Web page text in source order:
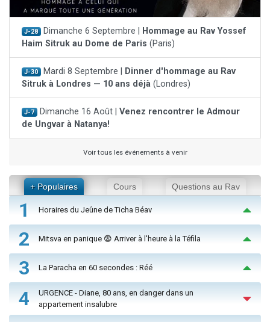
J-28 Dimanche 6 Septembre |
Hommage au Rav Yossef
Haim Sitruk au Dome de Paris (Paris)
J-30 Mardi 8 Septembre |
Dinner d'hommage au Rav
Sitruk à Londres — 10 ans déjà (Londres)
J-7 Dimanche 16 Août | Venez rencontrer le Admour
de Ungvar à Natanya!
Voir tous les événements à venir
+ Populaires Cours Questions au Rav
1 Horaires du Jeûne de Ticha Béav
2 Mitsva en panique 😨 Arriver à l'heure à la Téfila
3 La Paracha en 60 secondes : Réé
4
URGENCE - Diane, 80 ans, en danger dans un
appartement insalubre